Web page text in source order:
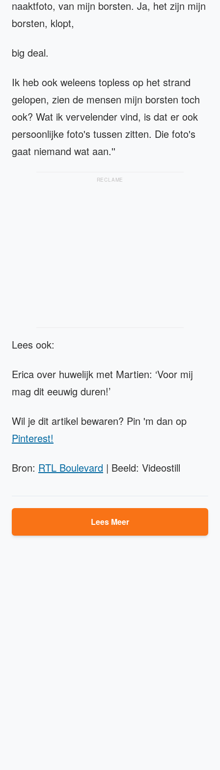
naaktfoto, van mijn borsten. Ja, het zijn mijn
borsten, klopt,
big deal.
Ik heb ook weleens topless op het strand
gelopen, zien de mensen mijn borsten toch
ook? Wat ik vervelender vind, is dat er ook
persoonlijke foto's tussen zitten. Die foto's
gaat niemand wat aan.''
RECLAME
Lees ook:
Erica over huwelijk met Martien: ‘Voor mij
mag dit eeuwig duren!’
Wil je dit artikel bewaren? Pin 'm dan op
Pinterest!
Bron: RTL Boulevard | Beeld: Videostill
Lees Meer